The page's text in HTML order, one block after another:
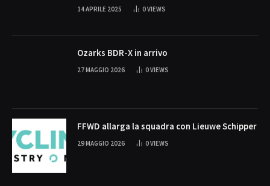
14 APRILE 2025 0VIEWS
Ozarks BDR-X in arrivo
27 MAGGIO 2026 0VIEWS
FFWD allarga la squadra con Lieuwe Schipper
29 MAGGIO 2026 0VIEWS